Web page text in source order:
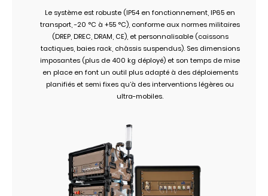
Le système est robuste (IP54 en fonctionnement, IP65 en
transport, -20 °C à +55 °C), conforme aux normes militaires
(DREP, DREC, DRAM, CE), et personnalisable (caissons
tactiques, baies rack, châssis suspendus). Ses dimensions
imposantes (plus de 400 kg déployé) et son temps de mise
en place en font un outil plus adapté à des déploiements
planifiés et semi fixes qu’à des interventions légères ou
ultra-mobiles.